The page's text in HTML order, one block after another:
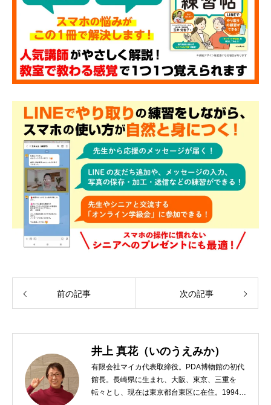
前の記事 次の記事
井上 真花（いのうえみか）
有限会社マイカ代表取締役。PDA博物館の初代
館長。長崎県に生まれ、大阪、東京、三重を
転々とし、現在は東京都台東区に在住。1994年